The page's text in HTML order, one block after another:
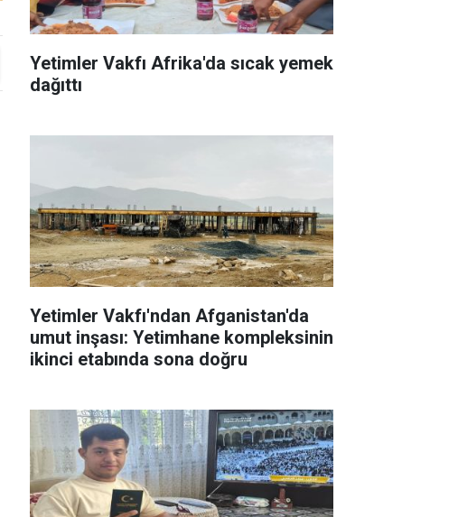
Yetimler Vakfı Afrika'da sıcak yemek
dağıttı
Yetimler Vakfı'ndan Afganistan'da
umut inşası: Yetimhane kompleksinin
ikinci etabında sona doğru